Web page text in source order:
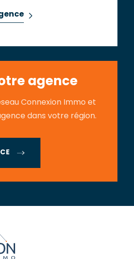
agence
Connexion Immo et
dans votre région.